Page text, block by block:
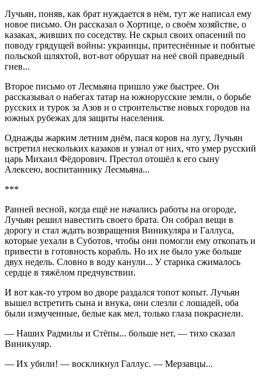
Лучьян, поняв, как брат нуждается в нём, тут же написал ему
новое письмо. Он рассказал о Хортице, о своём хозяйстве, о
казаках, живших по соседству. Не скрыл своих опасений по
поводу грядущей войны: украинцы, притеснённые и побитые
польской шляхтой, вот-вот обрушат на неё свой праведный
гнев...
Второе письмо от Лесмьяна пришло уже быстрее. Он
рассказывал о набегах татар на южнорусские земли, о борьбе
русских и турок за Азов и о строительстве новых городов на
южных рубежах для защиты населения.
Однажды жарким летним днём, пася коров на лугу, Лучьян
встретил нескольких казаков и узнал от них, что умер русский
царь Михаил Фёдорович. Престол отошёл к его сыну
Алексею, воспитаннику Лесмьяна...
***
Ранней весной, когда ещё не начались работы на огороде,
Лучьян решил навестить своего брата. Он собрал вещи в
дорогу и стал ждать возвращения Виникуляра и Галлуса,
которые уехали в Суботов, чтобы они помогли ему откопать и
привести в готовность корабль. Но их не было уже больше
двух недель. Словно в воду канули... У старика сжималось
сердце в тяжёлом предчувствии.
И вот как-то утром во дворе раздался топот копыт. Лучьян
вышел встретить сына и внука, они слезли с лошадей, оба
были измученные, белые как мел, только глаза покраснели.
— Наших Радмилы и Стёпы... больше нет, — тихо сказал
Виникуляр.
— Их убили! — воскликнул Галлус. — Мерзавцы...